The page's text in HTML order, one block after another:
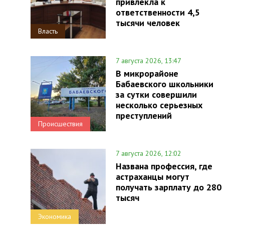
Власть
ответственности 4,5
тысячи человек
Происшествия
7 августа 2026, 13:47
В микрорайоне
Бабаевского школьники
за сутки совершили
несколько серьезных
преступлений
Экономика
7 августа 2026, 12:02
Названа профессия, где
астраханцы могут
получать зарплату до 280
тысяч